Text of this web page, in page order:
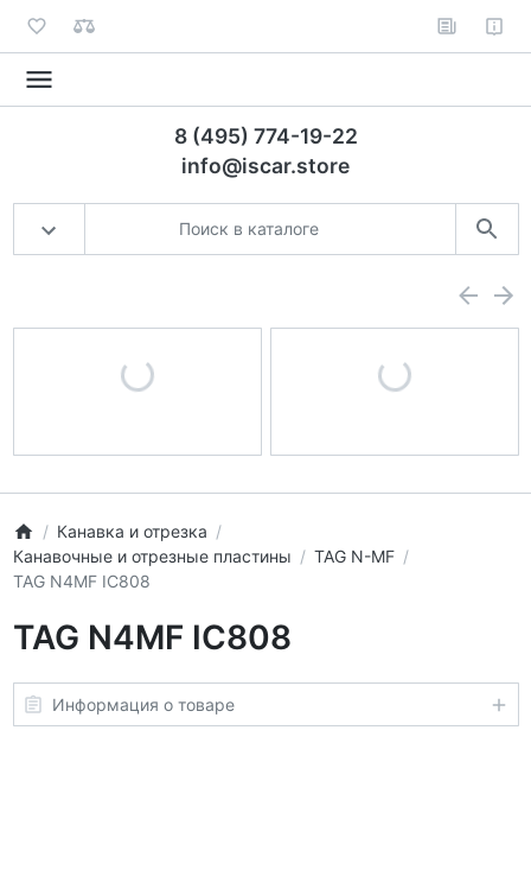
8 (495) 774-19-22
info@iscar.store
Канавка и отрезка
Канавочные и отрезные пластины
TAG N-MF
TAG N4MF IC808
TAG N4MF IC808
Информация о товаре